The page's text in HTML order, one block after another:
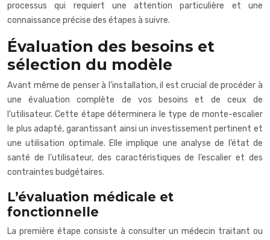
processus qui requiert une attention particulière et une
connaissance précise des étapes à suivre.
Évaluation des besoins et
sélection du modèle
Avant même de penser à l’installation, il est crucial de procéder à
une évaluation complète de vos besoins et de ceux de
l’utilisateur. Cette étape déterminera le type de monte-escalier
le plus adapté, garantissant ainsi un investissement pertinent et
une utilisation optimale. Elle implique une analyse de l’état de
santé de l’utilisateur, des caractéristiques de l’escalier et des
contraintes budgétaires.
L’évaluation médicale et
fonctionnelle
La première étape consiste à consulter un médecin traitant ou